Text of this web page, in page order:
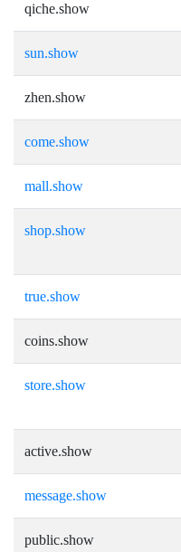
qiche.show
sun.show
zhen.show
come.show
mall.show
shop.show
true.show
coins.show
store.show
active.show
message.show
public.show